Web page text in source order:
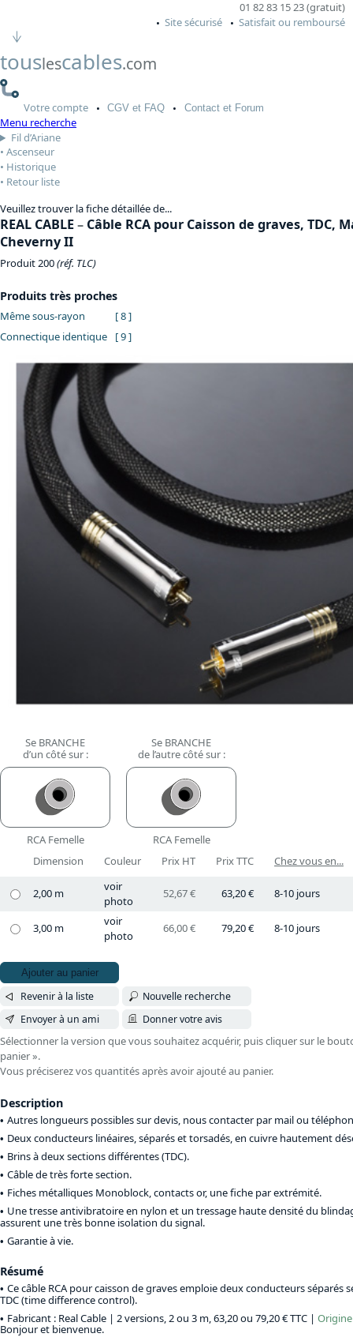
01 82 83 15 23 (gratuit)
Site sécurisé
Satisfait ou remboursé
touslescables.com
Votrecompte CGV et FAQ Contactet Forum
Menu recherche
Fil d’Ariane
Ascenseur
Historique
Retour liste
Veuillez trouver la fiche détaillée de...
REAL CABLE– Câble RCA pour Caisson de graves, TDC,
Cheverny II
Produit 200(réf. TLC)
Produits très proches
Même sous-rayon
[ 8 ]
Connectique identique
[ 9 ]
Se BRANCHE
d’un côté sur :
RCA Femelle
Se BRANCHE
de l’autre côté sur :
RCA Femelle
Dimension
Couleur Prix HT Prix TTC Chez vous en...
2,00 m
voir
photo
52,67 € 63,20 € 8-10 jours
3,00 m
voir
photo
66,00 € 79,20 € 8-10 jours
Ajouter au panier
Revenir à la liste
Nouvelle recherche
Envoyer à un ami
Donner votre avis
Sélectionner la version que vous souhaitez acquérir, puis cliquer sur le
panier ».
Vous préciserez vos quantités après avoir ajouté au panier.
Description
Autres longueurs possibles sur devis, nous contacter par mail ou
Deux conducteurs linéaires, séparés et torsadés, en cuivre hautement
Brins à deux sections différentes (TDC).
Câble de très forte section.
Fiches métalliques Monoblock, contacts or, une fiche par extrémité.
Une tresse antivibratoire en nylon et un tressage haute densité du
assurent une très bonne isolation du signal.
Garantie à vie.
Résumé
Ce câble RCA pour caisson de graves emploie deux conducteurs séparés
TDC (time difference control).
Fabricant : Real Cable | 2 versions, 2 ou 3 m, 63,20 ou 79,20 € TTC | Origine
Bonjour et bienvenue.